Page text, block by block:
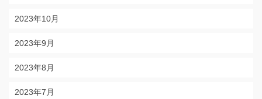
2023年10月
2023年9月
2023年8月
2023年7月